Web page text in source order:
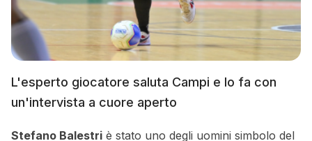
L'esperto giocatore saluta Campi e lo fa con
un'intervista a cuore aperto
Stefano Balestri è stato uno degli uomini simbolo del